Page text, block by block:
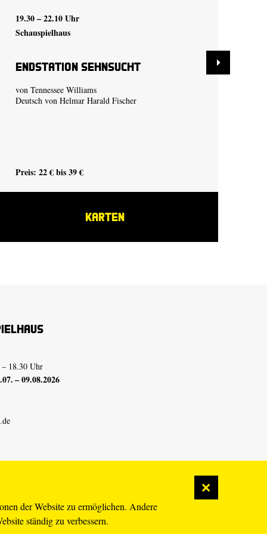
der Website zu ermöglichen. Andere
ständig zu verbessern.
19.30 – 22.10 Uhr
Schauspielhaus
Endstation Sehnsucht
von Tennessee Williams
Deutsch von Helmar Harald Fischer
Preis: 22 € bis 39 €
KARTEN
18.30 Uhr
– 09.08.2026